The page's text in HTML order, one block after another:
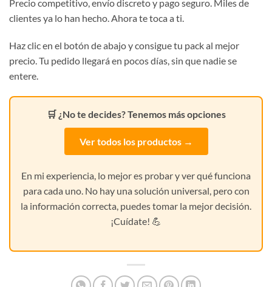
Precio competitivo, envío discreto y pago seguro. Miles de
clientes ya lo han hecho. Ahora te toca a ti.
Haz clic en el botón de abajo y consigue tu pack al mejor
precio. Tu pedido llegará en pocos días, sin que nadie se
entere.
🛒 ¿No te decides? Tenemos más opciones
Ver todos los productos →
En mi experiencia, lo mejor es probar y ver qué funciona
para cada uno. No hay una solución universal, pero con
la información correcta, puedes tomar la mejor decisión.
¡Cuídate! 💪